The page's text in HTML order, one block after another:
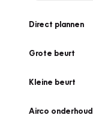
Direct plannen
Grote beurt
Kleine beurt
Airco onderhoud